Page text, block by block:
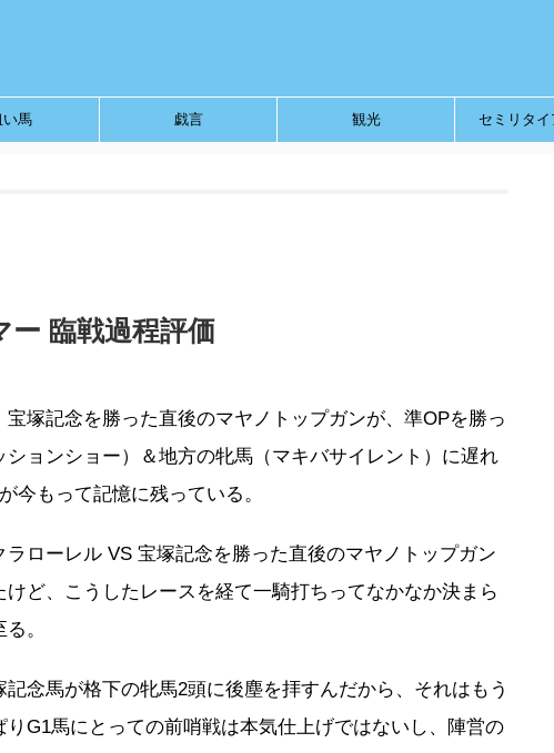
い馬 戯言 観光 セミリタ
ー 臨戦過程評価
塚記念を勝った直後のマヤノトップガンが、準OPを勝っ
ションショー）＆地方の牝馬（マキバサイレント）に遅れ
今もって記憶に残っている。
ローレル VS 宝塚記念を勝った直後のマヤノトップガン
ど、こうしたレースを経て一騎打ちってなかなか決まら
。
念馬が格下の牝馬2頭に後塵を拝すんだから、それはもう
りG1馬にとっての前哨戦は本気仕上げではないし、陣営の